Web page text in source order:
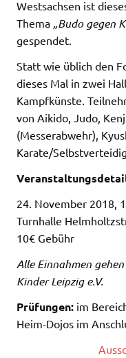
Westsachsen ist
Thema „Budo gegen
gespendet.
Statt wie üblich den
dieses Mal in zwei
Kampfkünste.
von Aikido, Judo,
(Messerabwehr),
Karate/
24. November 2018,
Turnhalle
10€ Gebühr
Alle Einnahmen
Kinder Leipzig e.V.
Prüfungen: im
Heim-Dojos im